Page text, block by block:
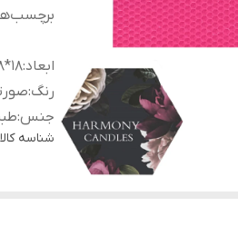
ابعاد:۱۸*۲۸
رنگ:
جنس:
شناسه کالا